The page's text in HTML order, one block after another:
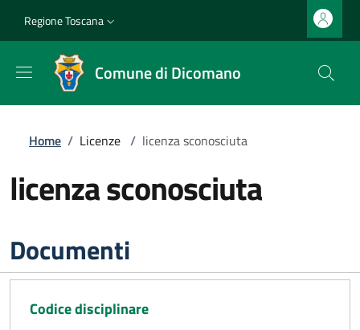
Slim top
Regione Toscana
Comune di Dicomano
Briciole di pane
Home / Licenze / licenza sconosciuta
licenza sconosciuta
Documenti
Codice disciplinare